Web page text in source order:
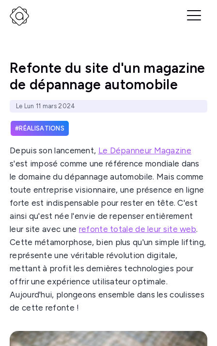
Refonte du site d'un magazine
de dépannage automobile
Le Lun 11 mars 2024
RÉALISATIONS
Depuis son lancement, Le Dépanneur Magazine
s'est imposé comme une référence mondiale dans
le domaine du dépannage automobile. Mais comme
toute entreprise visionnaire, une présence en ligne
forte est indispensable pour rester en tête. C'est
ainsi qu'est née l'envie de repenser entièrement
leur site avec une refonte totale de leur site web.
Cette métamorphose, bien plus qu'un simple lifting,
représente une véritable révolution digitale,
mettant à profit les dernières technologies pour
offrir une expérience utilisateur optimale.
Aujourd'hui, plongeons ensemble dans les coulisses
de cette refonte !